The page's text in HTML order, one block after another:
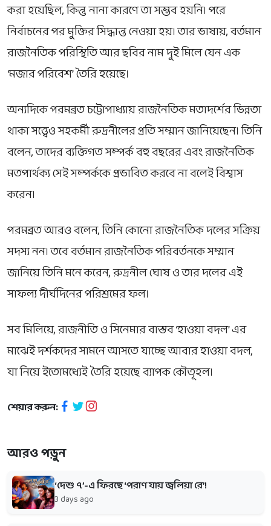
করা হয়েছিল, কিন্তু নানা কারণে তা সম্ভব হয়নি। পরে
নির্বাচনের পর মুক্তির সিদ্ধান্ত নেওয়া হয়। তার ভাষায়, বর্তমান
রাজনৈতিক পরিস্থিতি আর ছবির নাম দুই মিলে যেন এক
‘মজার পরিবেশ’ তৈরি হয়েছে।
অন্যদিকেপরমব্রত চট্টোপাধ্যায়রাজনৈতিক মতাদর্শের ভিন্নতা
থাকা সত্ত্বেও সহকর্মী রুদ্রনীলের প্রতি সম্মান জানিয়েছেন। তিনি
বলেন, তাদের ব্যক্তিগত সম্পর্ক বহু বছরের এবং রাজনৈতিক
মতপার্থক্য সেই সম্পর্ককে প্রভাবিত করবে না বলেই বিশ্বাস
করেন।
পরমব্রত আরও বলেন, তিনি কোনো রাজনৈতিক দলের সক্রিয়
সদস্য নন। তবে বর্তমান রাজনৈতিক পরিবর্তনকে সম্মান
জানিয়ে তিনি মনে করেন,রুদ্রনীল ঘোষও তার দলের এই
সাফল্য দীর্ঘদিনের পরিশ্রমের ফল।
সব মিলিয়ে, রাজনীতি ও সিনেমার বাস্তব ‘হাওয়া বদল’ এর
মাঝেই দর্শকদের সামনে আসতে যাচ্ছেআবার হাওয়া বদল,
যা নিয়ে ইতোমধ্যেই তৈরি হয়েছে ব্যাপক কৌতূহল।
শেয়ার করুন:
আরও পড়ুন
‘দেশু ৭’-এ ফিরছে ‘পরাণ যায় জ্বলিয়া রে’!
3 days ago